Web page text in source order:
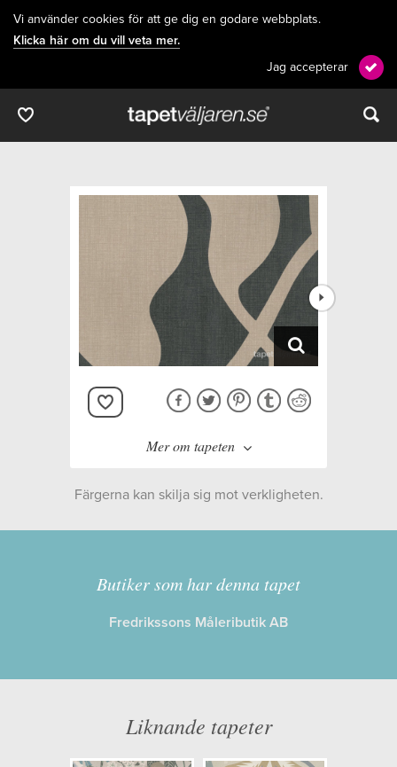
Vi använder cookies för att ge dig en godare webbplats.
Klicka här om du vill veta mer.
Jag accepterar
Mer om tapeten
Kollektion:
Swedish designers
Information
Längd x Bredd: 2,65 x 1,96
Färgerna kan skilja sig mot verkligheten.
Butiker som har denna tapet
Fredrikssons Måleributik AB
Liknande tapeter